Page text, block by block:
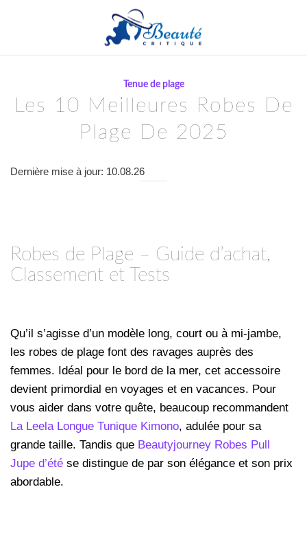
Tenue de plage
Les 10 Meilleures Robes De
Plage De 2025
Dernière mise à jour: 10.08.26
Robes de Plage – Guide d’achat,
Classement et Tests
Qu’il s’agisse d’un modèle long, court ou à mi-jambe,
les robes de plage font des ravages auprès des
femmes. Idéal pour le bord de la mer, cet accessoire
devient primordial en voyages et en vacances. Pour
vous aider dans votre quête, beaucoup recommandent
La Leela Longue Tunique Kimono, adulée pour sa
grande taille. Tandis que Beautyjourney Robes Pull
Jupe d’été se distingue de par son élégance et son prix
abordable.